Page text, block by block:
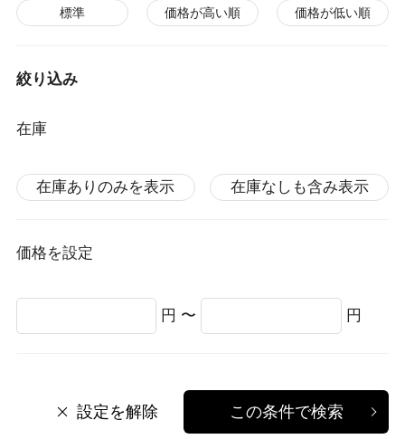
標準 価格が高い順 価格が低い順
絞り込み
在庫
在庫ありのみを表示 在庫なしも含み表示
価格を設定
円 〜 円
設定を解除 この条件で検索